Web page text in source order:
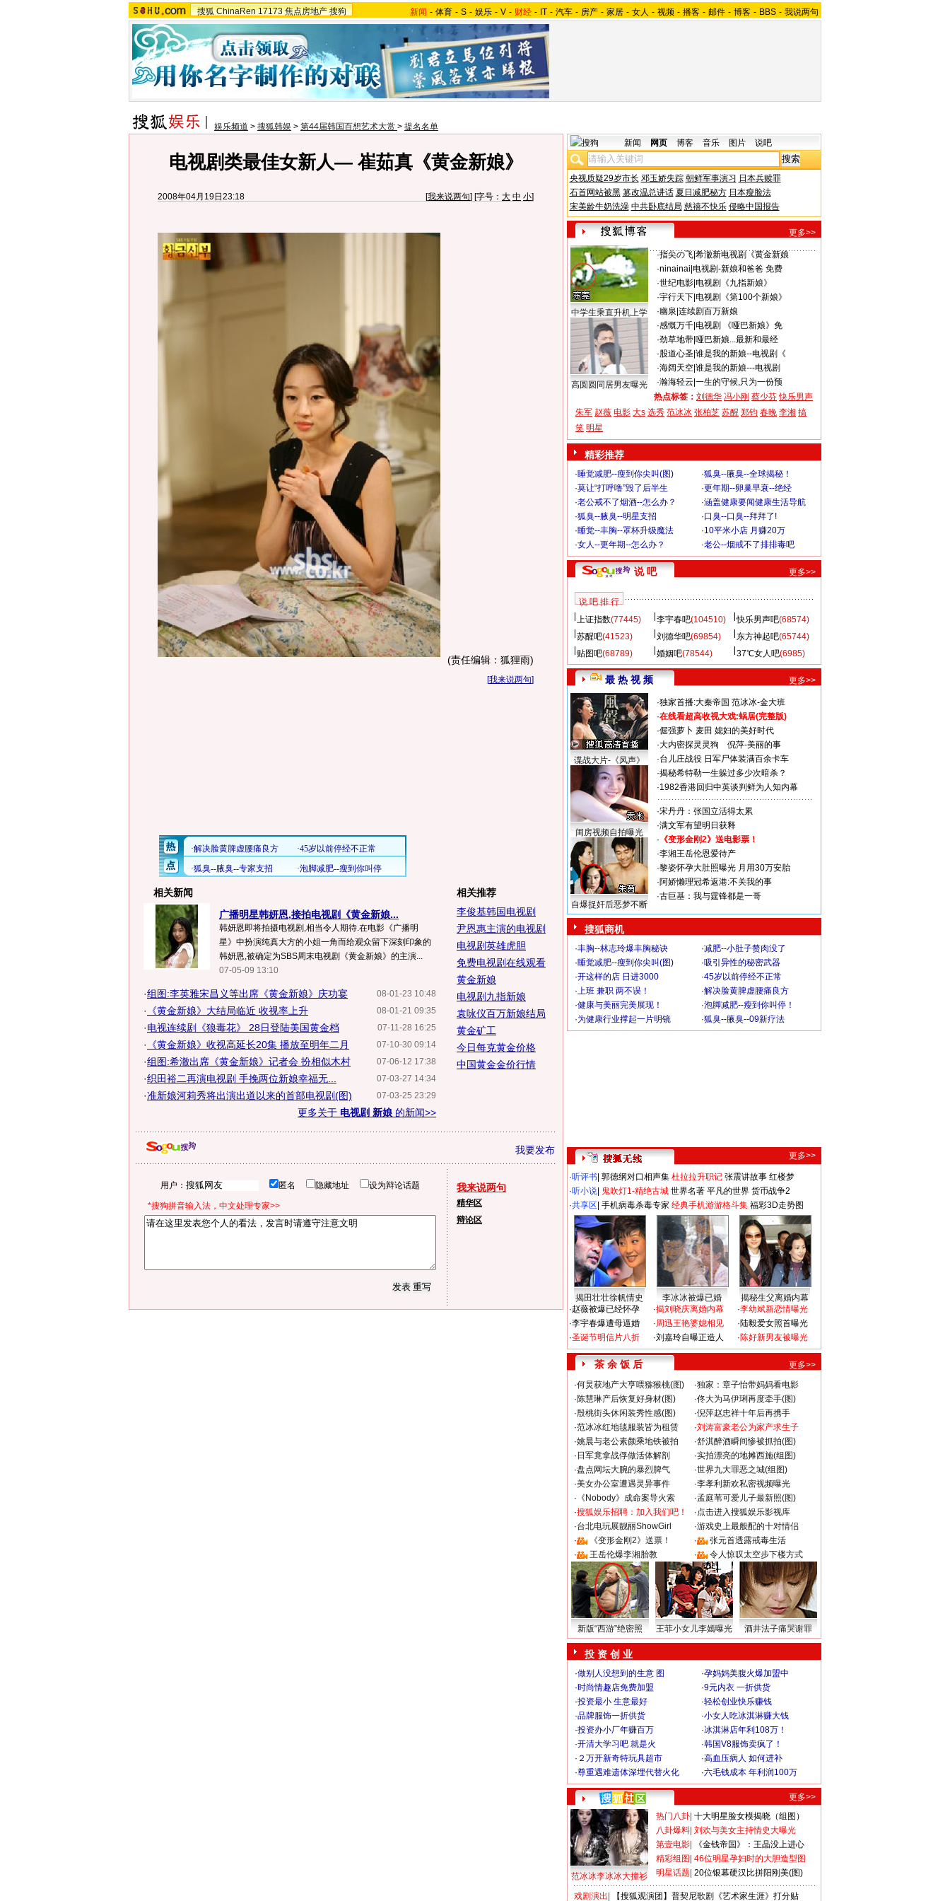
搜狐 ChinaRen 17173 焦点房地产 搜狗 新闻 - 体育 - S - 娱乐 - V - 财经 - IT - 汽车 - 房产 - 家居 - 女人 - 视频 - 播客 - 邮件 - 博客 - BBS - 我说两句
娱乐频道 > 搜狐韩娱 > 第44届韩国百想艺术大赏 > 提名名单
电视剧类最佳女新人— 崔茹真《黄金新娘》
2008年04月19日23:18 [我来说两句] [字号： 大 中 小]
(责任编辑：狐狸雨)
[我来说两句]
相关新闻
广播明星韩妍恩,接拍电视剧《黄金新娘...
韩妍恩即将拍摄电视剧,相当令人期待.在电影《广播明
星》中扮演纯真大方的小姐一角而给观众留下深刻印象的
韩妍恩,被确定为SBS周末电视剧《黄金新娘》的主演...
07-05-09 13:10
08-01-23 10:48
·组图:李英雅宋昌义等出席《黄金新娘》庆功宴
08-01-21 09:35
· 《黄金新娘》大结局临近 收视率上升
07-11-28 16:25
·电视连续剧《狼毒花》 28日登陆美国黄金档
07-10-30 09:14
· 《黄金新娘》收视高延长20集 播放至明年二月
07-06-12 17:38
·组图:希澈出席《黄金新娘》记者会 扮相似木村
07-03-27 14:34
·织田裕二再演电视剧 手挽两位新娘幸福无...
07-03-25 23:29
·准新娘河莉秀将出演出道以来的首部电视剧(图)
更多关于 电视剧 新娘 的新闻>>
相关推荐
李俊基韩国电视剧
尹恩惠主演的电视剧
电视剧英雄虎胆
免费电视剧在线观看
黄金新娘
电视剧九指新娘
袁咏仪百万新娘结局
黄金矿工
今日每克黄金价格
中国黄金金价行情
我要发布
用户： 匿名 隐藏地址 设为辩论话题
*搜狗拼音输入法，中文处理专家>>
我来说两句
精华区
辩论区
新闻 网页 博客 音乐 图片 说吧
央视质疑29岁市长 邓玉娇失踪 朝鲜军事演习 日本兵赎罪
石首网站被黑 篡改温总讲话 夏日减肥秘方 日本瘦脸法
宋美龄牛奶洗澡 中共卧底结局 慈禧不快乐 侵略中国报告
更多>>
中学生乘直升机上学
高圆圆同居男友曝光
·指尖の飞| 希澈新电视剧《黄金新娘
·ninainai 电视剧-新娘和爸爸 免费
·世纪电影| 电视剧《九指新娘》
·宇行天下| 电视剧《第100个新娘》
·幽泉 连续剧百万新娘
·感慨万千| 电视剧 《哑巴新娘》免
·劲草地带| 哑巴新娘...最新和最经
·股道心圣 谁是我的新娘--电视剧《
·海阔天空| 谁是我的新娘---电视剧
·瀚海轻云| 一生的守候,只为一份预
热点标签： 刘德华 冯小刚 蔡少芬 快乐男声
朱军 赵薇 电影 大s 选秀 范冰冰 张柏芝 苏醒 郑钧 春晚 李湘 搞
笑 明星
精彩推荐
·睡觉减肥--瘦到你尖叫(图) ·狐臭--腋臭--全球揭秘！
·莫让“打呼噜”毁了后半生 ·更年期--卵巢早衰--绝经
·老公戒不了烟酒--怎么办？ ·涵盖健康要闻健康生活导航
·狐臭--腋臭--明星支招 ·口臭--口臭--拜拜了!
·睡觉--丰胸--罩杯升级魔法 ·10平米小店 月赚20万
·女人--更年期--怎么办？ ·老公--烟戒不了排排毒吧
说 吧 更多>>
说 吧 排 行
上证指数(77445) 李宇春吧(104510) 快乐男声吧(68574)
苏醒吧(41523) 刘德华吧(69854) 东方神起吧(65744)
贴图吧(68789) 婚姻吧(78544) 37℃女人吧(6985)
最 热 视 频 更多>>
谍战大片-《风声》
闺房视频自拍曝光
自爆捉奸后恶梦不断
·独家首播:大秦帝国 范冰冰-金大班
·在线看超高收视大戏:蜗居(完整版)
·倔强萝卜 麦田 媳妇的美好时代
·大内密探灵灵狗
倪萍-美丽的事
·台儿庄战役 日军尸体装满百余卡车
·揭秘希特勒一生躲过多少次暗杀？
·1982香港回归中英谈判鲜为人知内幕
·宋丹丹：张国立活得太累
·满文军有望明日获释
· 《变形金刚2》送电影票！
·李湘王岳伦恩爱待产
·黎姿怀孕大肚照曝光 月用30万安胎
·阿娇懒理冠希返港:不关我的事
·古巨基：我与霆锋都是一哥
搜狐商机
·丰胸--林志玲爆丰胸秘诀 ·减肥--小肚子赘肉没了
·睡觉减肥--瘦到你尖叫(图) ·吸引异性的秘密武器
·开这样的店 日进3000 ·45岁以前停经不正常
·上班 兼职 两不误！ ·解决脸黄脾虚腰痛良方
·健康与美丽完美展现！ ·泡脚减肥--瘦到你叫停！
·为健康行业撑起一片明镜 ·狐臭--腋臭--09新疗法
更多>>
·听评书 郭德纲对口相声集 杜拉拉升职记 张震讲故事 红楼梦
·听小说 鬼吹灯1-精绝古城 世界名著 平凡的世界 货币战争2
·共享区 手机病毒杀毒专家 经典手机游游格斗集 福彩3D走势图
揭田壮壮徐帆情史 李冰冰被爆已婚
揭秘生父离婚内幕
·赵薇被爆已经怀孕
·李宇春爆遭母逼婚
·圣诞节明信片八折
·揭刘晓庆离婚内幕
·周迅王艳婆媳相见
·刘嘉玲自曝正造人
·李幼斌新恋情曝光
·陆毅爱女照首曝光
·陈好新男友被曝光
茶 余 饭 后
更多>>
·何炅获地产大亨喂猕猴桃(图) ·独家：章子怡带妈妈看电影
·陈慧琳产后恢复好身材(图) ·佟大为马伊琍再度牵手(图)
·殷桃街头休闲装秀性感(图) ·倪萍赵忠祥十年后再携手
·范冰冰红地毯服装皆为租赁 ·刘涛富豪老公为家产求生子
·姚晨与老公素颜乘地铁被拍 ·舒淇醉酒瞬间惨被抓拍(图)
· 日军竟拿战俘做活体解剖 ·实拍漂亮的地摊西施(组图)
·盘点网坛大腕的暴烈脾气 ·世界九大罪恶之城(组图)
·美女办公室遭遇灵异事件 ·李孝利新欢私密视频曝光
· 《Nobody》成命案导火索 ·孟庭苇可爱儿子最新照(图)
·搜狐娱乐招聘：加入我们吧！ ·点击进入搜狐娱乐影视库
·台北电玩展靓丽ShowGirl ·游戏史上最般配的十对情侣
·
《变形金刚2》送票！ ·
张元首透露戒毒生活
·
王岳伦爆李湘胎教 · 令人惊叹太空步下楼方式
新版“西游”绝密照 王菲小女儿李嫣曝光 酒井法子痛哭谢罪
投 资 创 业
·做别人没想到的生意 图 ·孕妈妈美腹火爆加盟中
·时尚情趣店免费加盟 ·9元内衣 一折供货
·投资最小 生意最好 ·轻松创业快乐赚钱
·品牌服饰一折供货 ·小女人吃冰淇淋赚大钱
·投资办小厂年赚百万 ·冰淇淋店年利108万！
·开清大学习吧 就是火 ·韩国V8服饰卖疯了！
· ２万开新奇特玩具超市 ·高血压病人 如何进补
·尊重遇难遗体深埋代替火化 ·六毛钱成本 年利润100万
更多>>
范冰冰李冰冰大撞衫
热门八卦 十大明星脸女模揭晓（组图）
八卦爆料 刘欢与美女主持情史大曝光
第壹电影
《金钱帝国》：王晶没上进心
精彩组图 46位明星孕妇时的大胆造型图
明星话题 20位银幕硬汉比拼阳刚美(图)
戏剧演出 【搜狐观演团】普契尼歌剧《艺术家生涯》打分贴